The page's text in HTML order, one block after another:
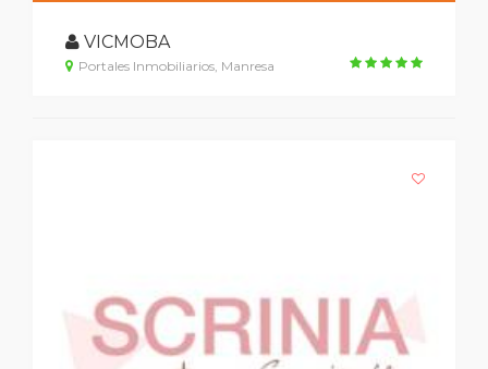
VICMOBA
Portales Inmobiliarios, Manresa